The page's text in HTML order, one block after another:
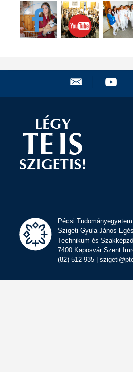
Pécsi Tudományegyetem
Szigeti-Gyula János
Technikum és
7400 Kaposvár Szent
(82) 512-935 |